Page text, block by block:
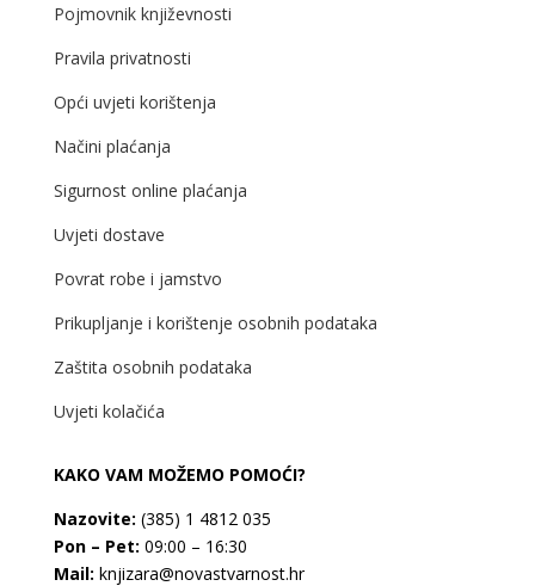
Pojmovnik književnosti
Pravila privatnosti
Opći uvjeti korištenja
Načini plaćanja
Sigurnost online plaćanja
Uvjeti dostave
Povrat robe i jamstvo
Prikupljanje i korištenje osobnih podataka
Zaštita osobnih podataka
Uvjeti kolačića
KAKO VAM MOŽEMO POMOĆI?
Nazovite: (385) 1 4812 035
Pon – Pet: 09:00 – 16:30
Mail: knjizara@novastvarnost.hr